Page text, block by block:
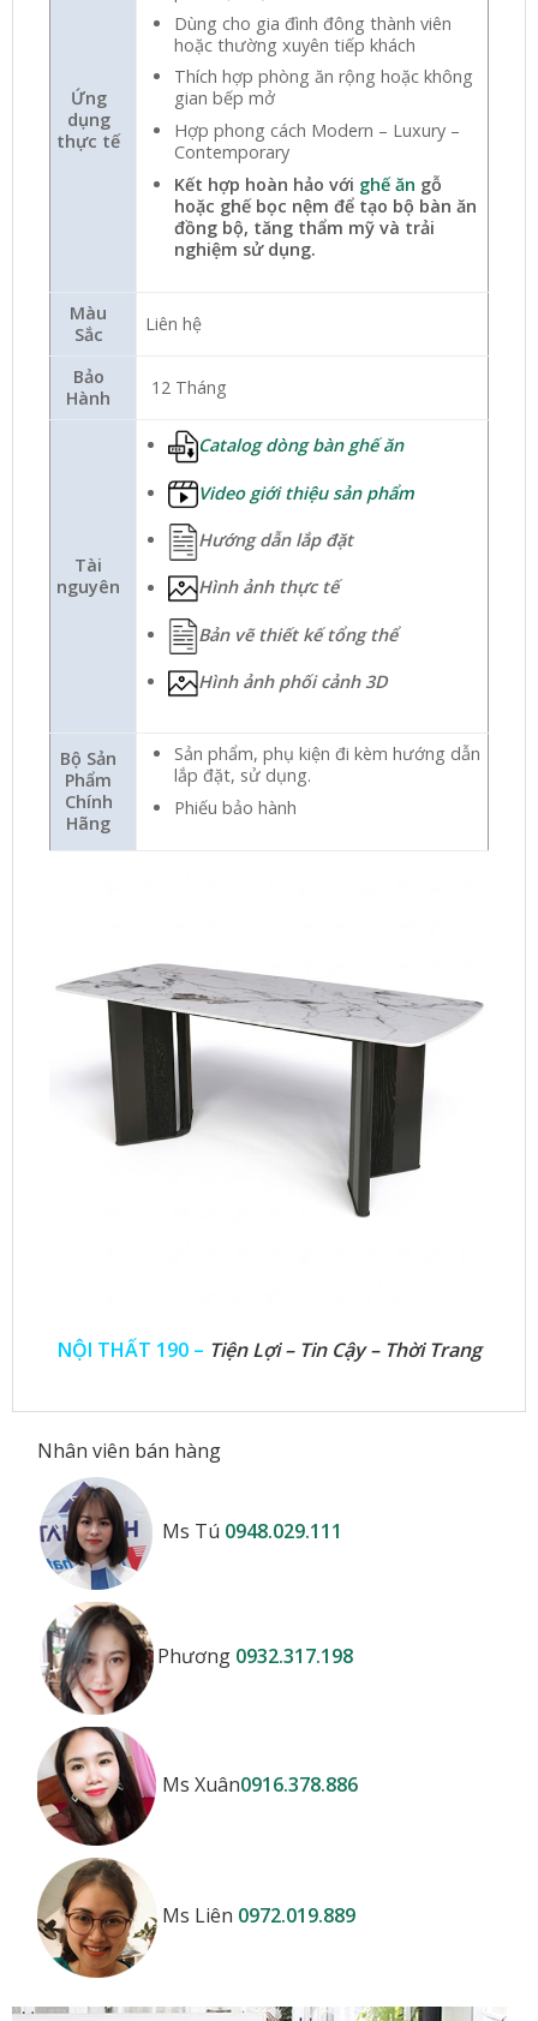
Ứng
dụng
thực tế
Dùng cho gia đình đông thành viên
hoặc thường xuyên tiếp khách
Thích hợp phòng ăn rộng hoặc không
gian bếp mở
Hợp phong cách Modern – Luxury –
Contemporary
Kết hợp hoàn hảo với ghế ăn gỗ
hoặc ghế bọc nệm để tạo bộ bàn ăn
đồng bộ, tăng thẩm mỹ và trải
nghiệm sử dụng.
Màu
Sắc
Liên hệ
Bảo
Hành
12 Tháng
Tài
nguyên
Catalog dòng bàn ghế ăn
Video giới thiệu sản phẩm
Hướng dẫn lắp đặt
Hình ảnh thực tế
Bản vẽ thiết kế tổng thể
Hình ảnh phối cảnh 3D
Bộ Sản
Phẩm
Chính
Hãng
Sản phẩm, phụ kiện đi kèm hướng dẫn
lắp đặt, sử dụng.
Phiếu bảo hành
NỘI THẤT 190 – Tiện Lợi – Tin Cậy – Thời Trang
Nhân viên bán hàng
Ms Tú 0948.029.111
Phương 0932.317.198
Ms Xuân0916.378.886
Ms Liên 0972.019.889